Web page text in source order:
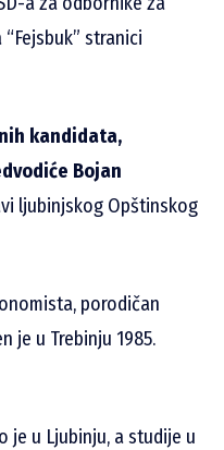
stranici
kandidata,
Bojan
ljubinjskog Opštinskog
porodičan
je u Trebinju 1985.
je u Ljubinju, a studije u